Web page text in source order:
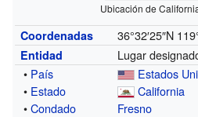
Ubicación de
Coordenadas 36°32′25″N
Entidad
Lugar
• País
Estados
• Estado
California
•Condado Fresno